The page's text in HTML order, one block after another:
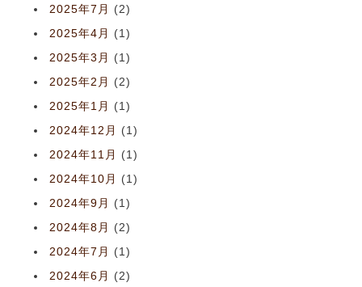
2025年7月
(2)
2025年4月
(1)
2025年3月
(1)
2025年2月
(2)
2025年1月
(1)
2024年12月
(1)
2024年11月
(1)
2024年10月
(1)
2024年9月
(1)
2024年8月
(2)
2024年7月
(1)
2024年6月
(2)